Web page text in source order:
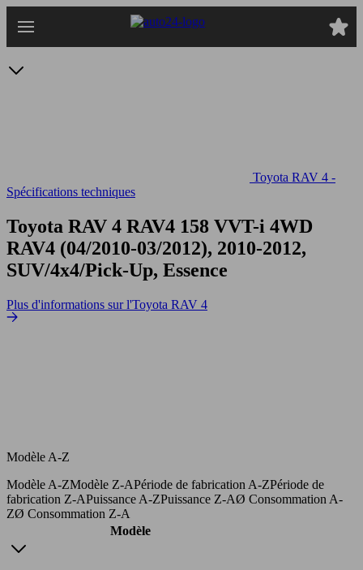
au
Toyota RAV 4 -
Spécifications techniques
Toyota RAV 4 RAV4 158 VVT-i 4WD
RAV4 (04/2010-03/2012), 2010-2012,
SUV/4x4/Pick-Up, Essence
Plus d'informations sur l'Toyota RAV 4
Modèle A-Z
Modèle A-ZModèle Z-APériode de fabrication A-ZPériode de
fabrication Z-APuissance A-ZPuissance Z-AØ Consommation A-
ZØ Consommation Z-A
Modèle